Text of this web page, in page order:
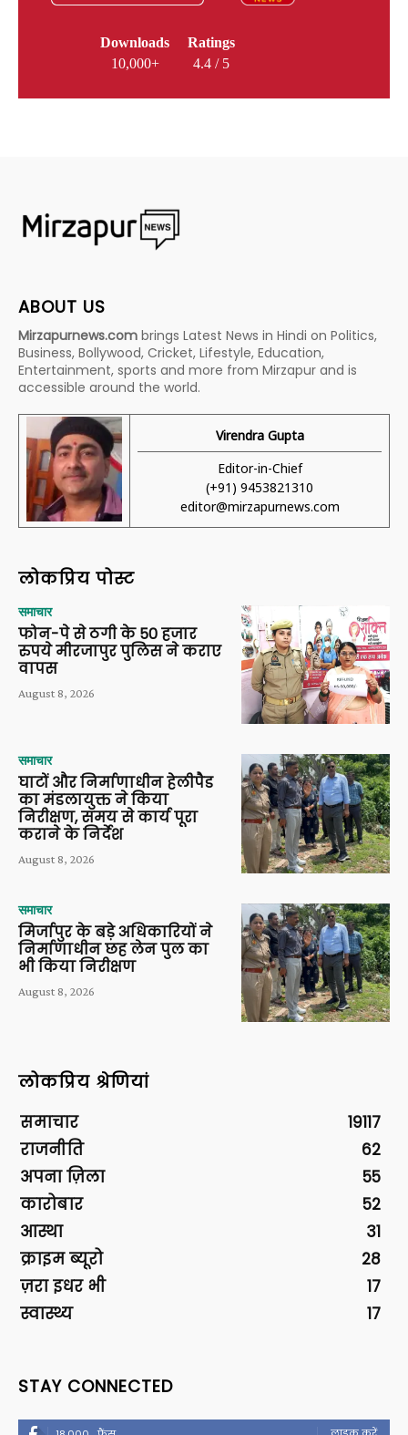
Downloads
10,000+
Ratings
4.4 / 5
ABOUT US
Mirzapurnews.com brings Latest News in Hindi on Politics,
Business, Bollywood, Cricket, Lifestyle, Education,
Entertainment, sports and more from Mirzapur and is
accessible around the world.
Virendra Gupta
Editor-in-Chief
(+91) 9453821310
editor@mirzapurnews.com
लोकप्रिय पोस्ट
समाचार
फोन-पे से ठगी के 50 हजार
रुपये मीरजापुर पुलिस ने कराए
वापस
August 8, 2026
समाचार
घाटों और निर्माणाधीन हेलीपैड
का मंडलायुक्त ने किया
निरीक्षण, समय से कार्य पूरा
कराने के निर्देश
August 8, 2026
समाचार
मिर्जापुर के बड़े अधिकारियों ने
निर्माणाधीन छह लेन पुल का
भी किया निरीक्षण
August 8, 2026
लोकप्रिय श्रेणियां
समाचार
19117
राजनीति
62
अपना ज़िला
55
कारोबार
52
आस्था
31
क्राइम ब्यूरो
28
ज़रा इधर भी
17
स्वास्थ्य
17
STAY CONNECTED